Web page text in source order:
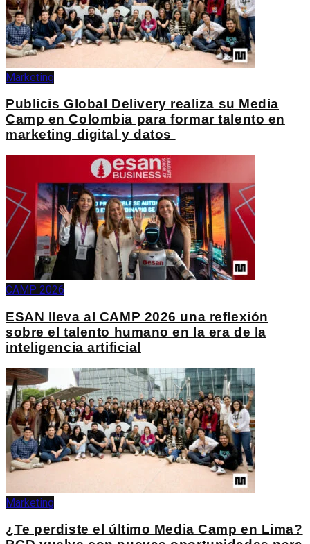
Marketing
Publicis Global Delivery realiza su Media
Camp en Colombia para formar talento en
marketing digital y datos
CAMP 2026
ESAN lleva al CAMP 2026 una reflexión
sobre el talento humano en la era de la
inteligencia artificial
Marketing
¿Te perdiste el último Media Camp en Lima?